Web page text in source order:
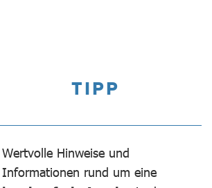
TIPP
Wertvolle Hinweise und
Informationen rund um eine